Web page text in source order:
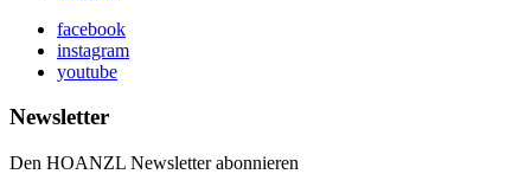
facebook
instagram
youtube
Newsletter
Den HOANZL Newsletter abonnieren